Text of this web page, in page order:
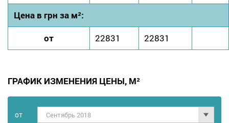
Цена в грн за м²:
от
22831 22831
ГРАФИК ИЗМЕНЕНИЯ ЦЕНЫ, М²
от Сентябрь 2018